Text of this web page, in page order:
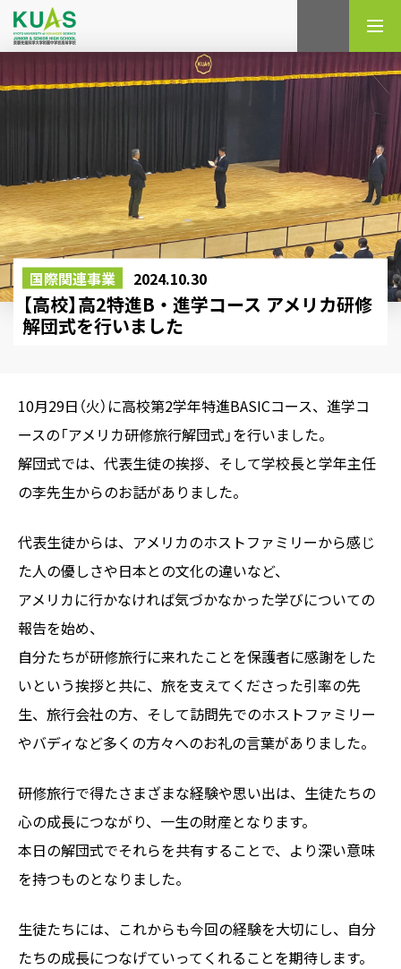
検索
国際関連事業 2024.10.30
【高校】高2特進B・進学コース アメリカ研修
解団式を行いました
10月29日（火）に高校第2学年特進BASICコース、進学コ
ースの「アメリカ研修旅行解団式」を行いました。
解団式では、代表生徒の挨拶、そして学校長と学年主任
の李先生からのお話がありました。
代表生徒からは、アメリカのホストファミリーから感じ
た人の優しさや日本との文化の違いなど、
アメリカに行かなければ気づかなかった学びについての
報告を始め、
自分たちが研修旅行に来れたことを保護者に感謝をした
いという挨拶と共に、旅を支えてくださった引率の先
生、旅行会社の方、そして訪問先でのホストファミリー
やバディなど多くの方々へのお礼の言葉がありました。
研修旅行で得たさまざまな経験や思い出は、生徒たちの
心の成長につながり、一生の財産となります。
本日の解団式でそれらを共有することで、より深い意味
を持つものとなりました。
生徒たちには、これからも今回の経験を大切にし、自分
たちの成長につなげていってくれることを期待します。